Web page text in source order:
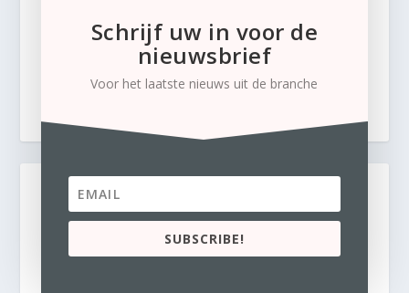
Schrijf uw in voor de
nieuwsbrief
Voor het laatste nieuws uit de branche
SUBSCRIBE!